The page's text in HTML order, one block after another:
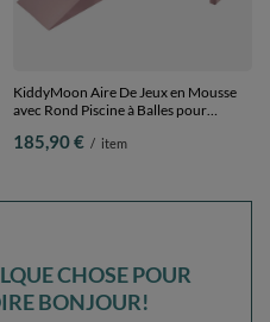
KiddyMoon Aire De Jeux en Mousse
avec Rond Piscine à Balles pour
poudré/perle, Piscine (200 Balles) +
185,90 € / item
CHOSE POUR
BONJOUR!